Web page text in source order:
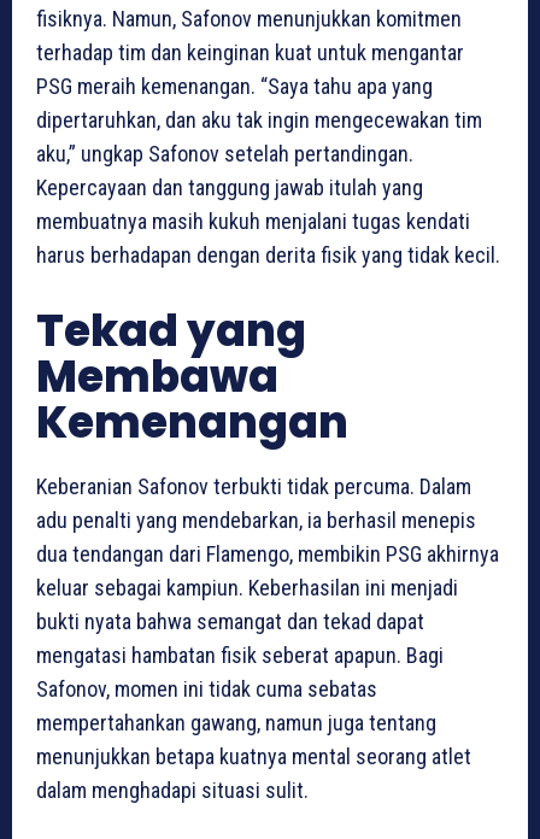
fisiknya. Namun, Safonov menunjukkan komitmen
terhadap tim dan keinginan kuat untuk mengantar
PSG meraih kemenangan. “Saya tahu apa yang
dipertaruhkan, dan aku tak ingin mengecewakan tim
aku,” ungkap Safonov setelah pertandingan.
Kepercayaan dan tanggung jawab itulah yang
membuatnya masih kukuh menjalani tugas kendati
harus berhadapan dengan derita fisik yang tidak kecil.
Tekad yang
Membawa
Kemenangan
Keberanian Safonov terbukti tidak percuma. Dalam
adu penalti yang mendebarkan, ia berhasil menepis
dua tendangan dari Flamengo, membikin PSG akhirnya
keluar sebagai kampiun. Keberhasilan ini menjadi
bukti nyata bahwa semangat dan tekad dapat
mengatasi hambatan fisik seberat apapun. Bagi
Safonov, momen ini tidak cuma sebatas
mempertahankan gawang, namun juga tentang
menunjukkan betapa kuatnya mental seorang atlet
dalam menghadapi situasi sulit.